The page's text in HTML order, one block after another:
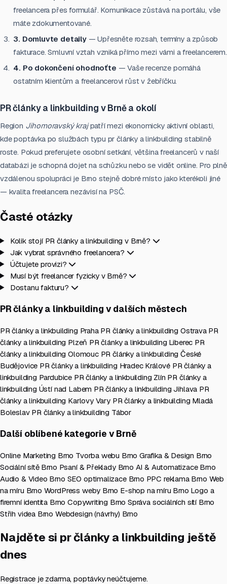
freelancera přes formulář. Komunikace zůstává na portálu, vše
máte zdokumentované.
3. Domluvte detaily— Upřesněte rozsah, termíny a způsob
fakturace. Smluvní vztah vzniká přímo mezi vámi a freelancerem.
4. Po dokončení ohodnoťte — Vaše recenze pomáhá
ostatním klientům a freelancerovi růst v žebříčku.
PR články a linkbuilding v Brně a okolí
Region Jihomoravský krajpatří mezi ekonomicky aktivní oblasti,
kde poptávka po službách typu pr články a linkbuilding stabilně
roste. Pokud preferujete osobní setkání, většina freelancerů v naší
databázi je schopná dojet na schůzku nebo se vidět online. Pro plně
vzdálenou spolupráci je Brno stejně dobré místo jako kterékoli jiné
— kvalita freelancera nezávisí na PSČ.
Časté otázky
Kolik stojí PR články a linkbuilding v Brně?
Jak vybrat správného freelancera?
Účtujete provizi?
Musí být freelancer fyzicky v Brně?
Dostanu fakturu?
PR články a linkbuilding v dalších městech
PR články a linkbuilding Praha PR články a linkbuilding Ostrava PR
články a linkbuilding Plzeň PR články a linkbuilding Liberec PR
články a linkbuilding Olomouc PR články a linkbuilding České
Budějovice PR články a linkbuilding Hradec Králové PR články a
linkbuilding Pardubice PR články a linkbuilding Zlín PR články a
linkbuilding Ústí nad Labem PR články a linkbuilding Jihlava PR
články a linkbuilding Karlovy Vary PR články a linkbuilding Mladá
Boleslav PR články a linkbuilding Tábor
Další oblíbené kategorie v Brně
Online Marketing Brno Tvorba webu Brno Grafika & Design Brno
Sociální sítě Brno Psaní & Překlady Brno AI & Automatizace Brno
Audio & Video Brno SEO optimalizace Brno PPC reklama Brno Web
na míru Brno WordPress weby Brno E-shop na míru Brno Logo a
firemní identita BrnoCopywriting Brno Správa sociálních sítí Brno
Střih videa Brno Webdesign (návrhy) Brno
Najděte si pr články a linkbuilding ještě
dnes
Registrace je zdarma, poptávky neúčtujeme.